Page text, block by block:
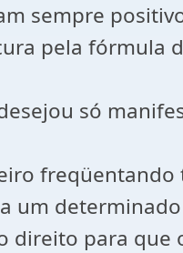
sempre
pela fórmula
só
um
direito para